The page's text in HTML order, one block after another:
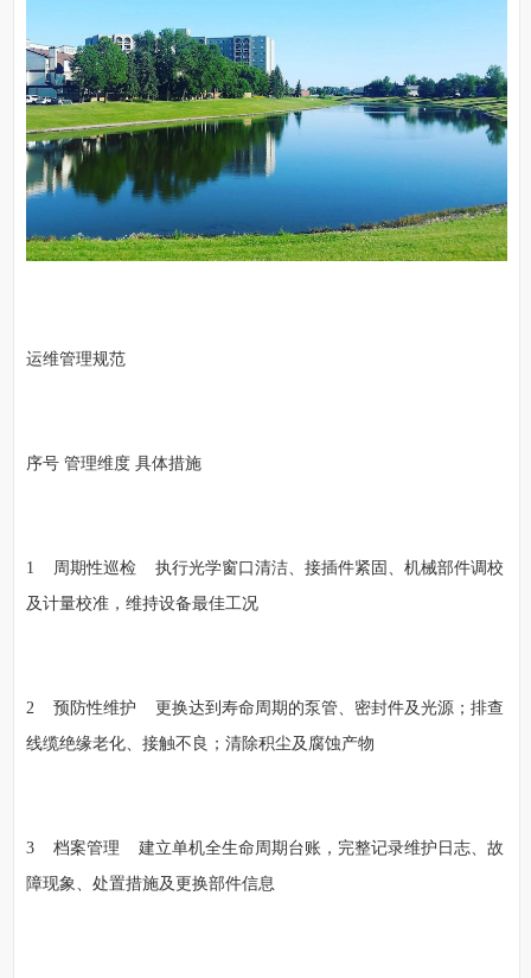
运维管理规范
序号 管理维度 具体措施
1 周期性巡检 执行光学窗口清洁、接插件紧固、机械部件调校
及计量校准，维持设备最佳工况
2 预防性维护 更换达到寿命周期的泵管、密封件及光源；排查
线缆绝缘老化、接触不良；清除积尘及腐蚀产物
3 档案管理 建立单机全生命周期台账，完整记录维护日志、故
障现象、处置措施及更换部件信息